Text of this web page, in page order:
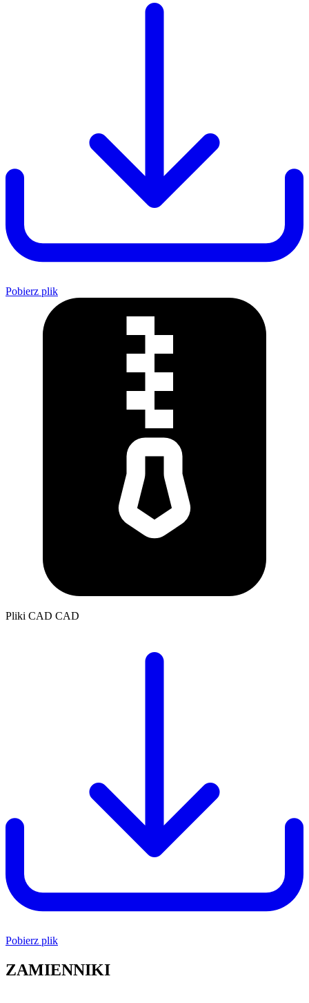
Pobierz plik
Pliki CAD CAD
Pobierz plik
ZAMIENNIKI